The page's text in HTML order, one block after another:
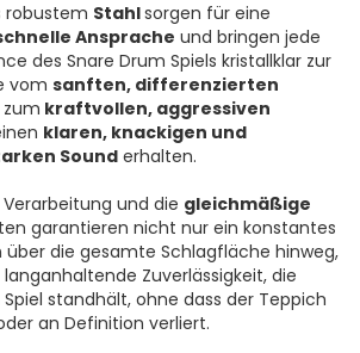
robustem Stahlsorgen für eine
Ansprache und bringen jede
des Snare Drum Spiels kristallklar zur
vom sanften, differenzierten
zum kraftvollen, aggressiven
klaren, knackigen und
Sound erhalten.
und die gleichmäßige
garantieren nicht nur ein konstantes
die gesamte Schlagfläche hinweg,
Zuverlässigkeit, die
standhält, ohne dass der Teppich
an Definition verliert.